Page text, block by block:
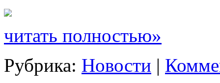
читать полностью»
Рубрика: Новости |